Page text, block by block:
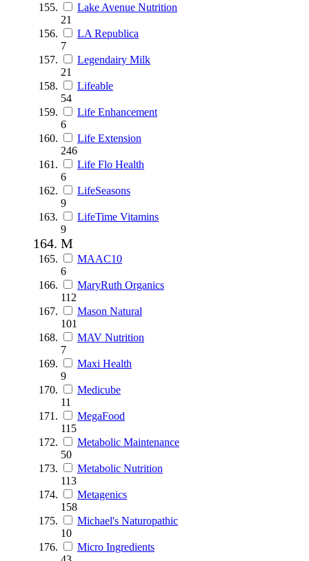
Lake Avenue Nutrition
21
LA Republica
7
Legendairy Milk
21
Lifeable
54
Life Enhancement
6
Life Extension
246
Life Flo Health
6
LifeSeasons
9
LifeTime Vitamins
9
M
MAAC10
6
MaryRuth Organics
112
Mason Natural
101
MAV Nutrition
7
Maxi Health
9
Medicube
11
MegaFood
115
Metabolic Maintenance
50
Metabolic Nutrition
113
Metagenics
158
Michael's Naturopathic
10
Micro Ingredients